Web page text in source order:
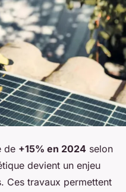
de +15% en 2024 selon
devient un enjeu
Ces travaux permettent